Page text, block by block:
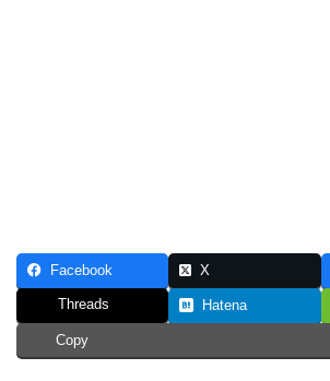
Facebook X
Threads Hatena
Copy